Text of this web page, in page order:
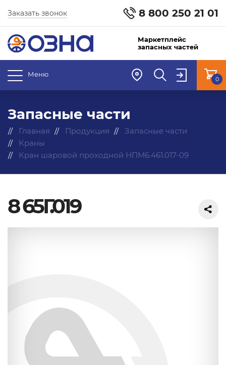
8 800 250 21 01
Заказать звонок
Маркетплейс
запасных частей
Меню
0
Запасные части
Главная Продукция
Запасные части
Краны
Кран шаровой проходной НПМ6.461.017-09
8 65Г.019